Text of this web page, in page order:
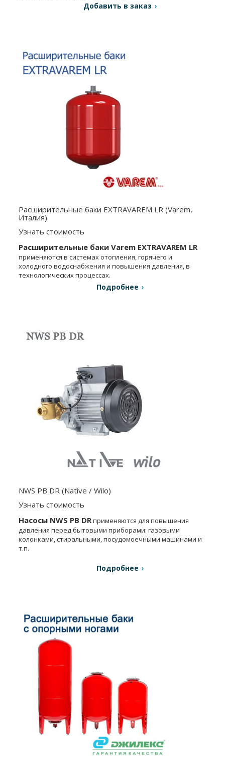
Добавить в заказ
Расширительные баки EXTRAVAREM LR (Varem,
Италия)
Узнать стоимость
Расширительные баки Varem EXTRAVAREM LR
применяются в системах отопления, горячего и
холодного водоснабжения и повышения давления, в
технологических процессах.
Подробнее
NWS PB DR (Native / Wilo)
Узнать стоимость
Насосы NWS PB DRприменяются для повышения
давления перед бытовыми приборами: газовыми
колонками, стиральными, посудомоечными машинами и
т.п.
Подробнее